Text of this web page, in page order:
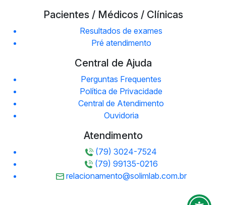
Pacientes / Médicos / Clínicas
Resultados de exames
Pré atendimento
Central de Ajuda
Perguntas Frequentes
Política de Privacidade
Central de Atendimento
Ouvidoria
Atendimento
(79) 3024-7524
(79) 99135-0216
relacionamento@solimlab.com.br